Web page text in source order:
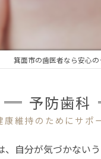
箕面市の歯医者なら安心
予防歯科
康維持のためにサポ
、自分が気づかない